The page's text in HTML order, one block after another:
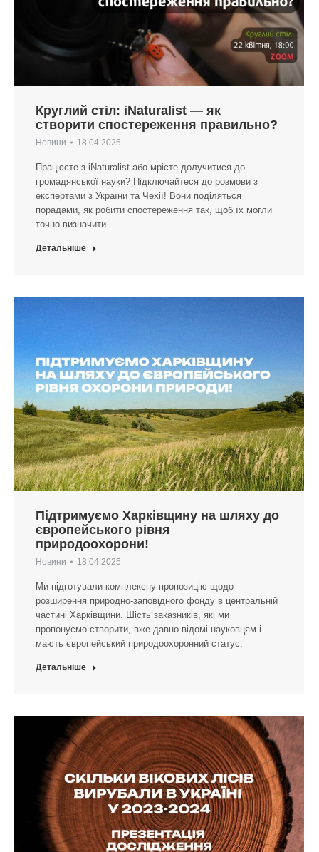
Круглий стіл: iNaturalist — як
створити спостереження правильно?
Новини 18.04.2025
Працюєте з iNaturalist або мрієте долучитися до
громадянської науки? Підключайтеся до розмови з
експертами з України та Чехії! Вони поділяться
порадами, як робити спостереження так, щоб їх могли
точно визначити.
Детальніше
Підтримуємо Харківщину на шляху до
європейського рівня
природоохорони!
Новини 18.04.2025
Ми підготували комплексну пропозицію щодо
розширення природно-заповідного фонду в центральній
частині Харківщини. Шість заказників, які ми
пропонуємо створити, вже давно відомі науковцям і
мають європейський природоохоронний статус.
Детальніше